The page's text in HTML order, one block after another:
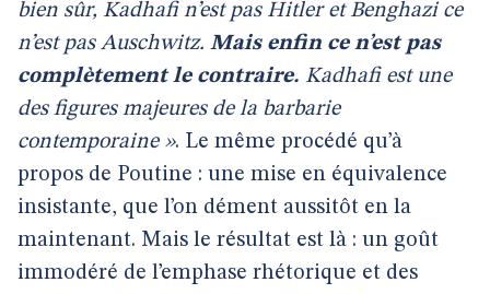
bien sûr, Kadhafi n’est pas Hitler et Benghazi ce
n’est pas Auschwitz. Mais enfin ce n’est pas
complètement le contraire. Kadhafi est une
des figures majeures de la barbarie
contemporaine ». Le même procédé qu’à
propos de Poutine : une mise en équivalence
insistante, que l’on dément aussitôt en la
maintenant. Mais le résultat est là : un goût
immodéré de l’emphase rhétorique et des